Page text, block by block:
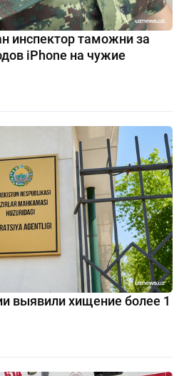
инспектор таможни за
iPhone на чужие
выявили хищение более 1